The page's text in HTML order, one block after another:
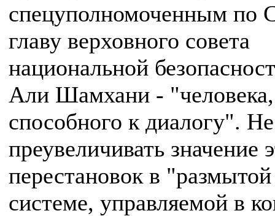
спецуполномоченным по
главу верховного совета
национальной
Али Шамхани - "человека,
способного к диалогу".
преувеличивать значение
перестановок в "размытой
системе, управляемой в